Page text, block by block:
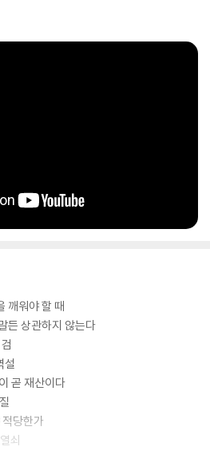
역을 불문하고 공통적으로 엠토르를 차
한 시기에는 성장과 발육을 촉진하지만,
쳐 마침내 '단백질'로 이어지는 제이슨 펑
할 수 있다.
깨워야 할 때
든 상관하지 않는다
설
곧 재산이다
당한가
쇠